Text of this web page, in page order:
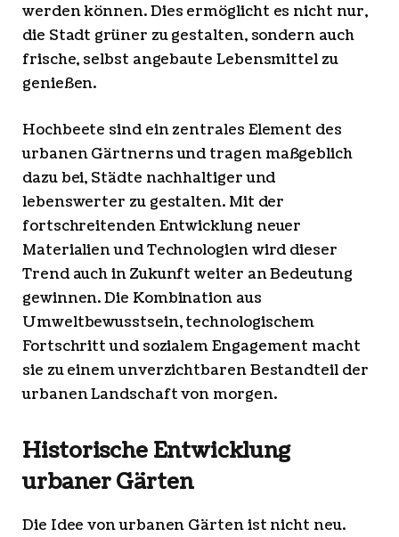
werden können. Dies ermöglicht es nicht nur,
die Stadt grüner zu gestalten, sondern auch
frische, selbst angebaute Lebensmittel zu
genießen.
Hochbeete sind ein zentrales Element des
urbanen Gärtnerns und tragen maßgeblich
dazu bei, Städte nachhaltiger und
lebenswerter zu gestalten. Mit der
fortschreitenden Entwicklung neuer
Materialien und Technologien wird dieser
Trend auch in Zukunft weiter an Bedeutung
gewinnen. Die Kombination aus
Umweltbewusstsein, technologischem
Fortschritt und sozialem Engagement macht
sie zu einem unverzichtbaren Bestandteil der
urbanen Landschaft von morgen.
Historische Entwicklung
urbaner Gärten
Die Idee von urbanen Gärten ist nicht neu.